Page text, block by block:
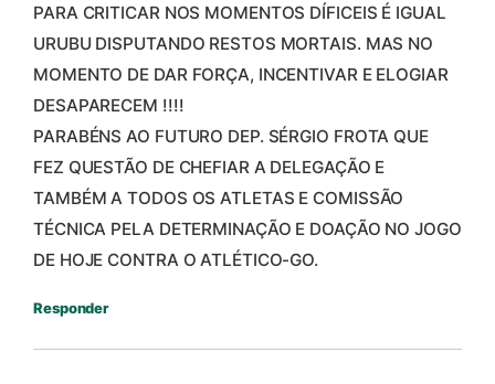
PARA CRITICAR NOS MOMENTOS DÍFICEIS É IGUAL
URUBU DISPUTANDO RESTOS MORTAIS. MAS NO
MOMENTO DE DAR FORÇA, INCENTIVAR E ELOGIAR
DESAPARECEM !!!!
PARABÉNS AO FUTURO DEP. SÉRGIO FROTA QUE
FEZ QUESTÃO DE CHEFIAR A DELEGAÇÃO E
TAMBÉM A TODOS OS ATLETAS E COMISSÃO
TÉCNICA PELA DETERMINAÇÃO E DOAÇÃO NO JOGO
DE HOJE CONTRA O ATLÉTICO-GO.
Responder